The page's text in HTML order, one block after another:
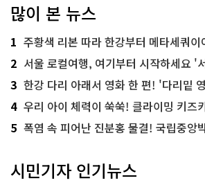
많이 본 뉴스
1 주황색 리본 따라 한강부터 메타세쿼이아 숲길
2 서울 로컬여행, 여기부터 시작하세요 '
3 한강 다리 아래서 영화 한 편! '다리밑
4 우리 아이 체력이 쑥쑥! 클라이밍 키즈
5 폭염 속 피어난 진분홍 물결! 국립중앙
시민기자 인기뉴스